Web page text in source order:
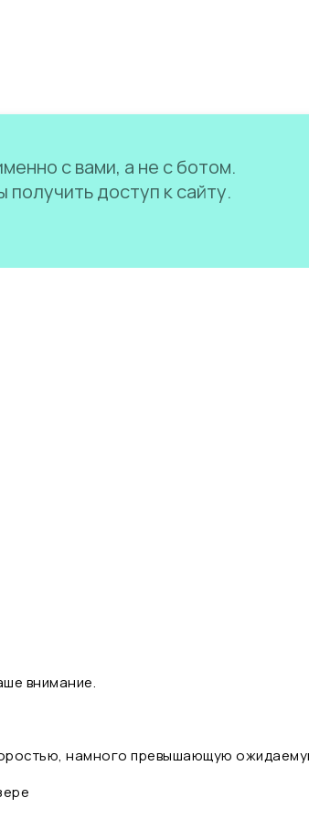
с вами, а не с ботом.
доступ к сайту.
внимание.
намного превышающую